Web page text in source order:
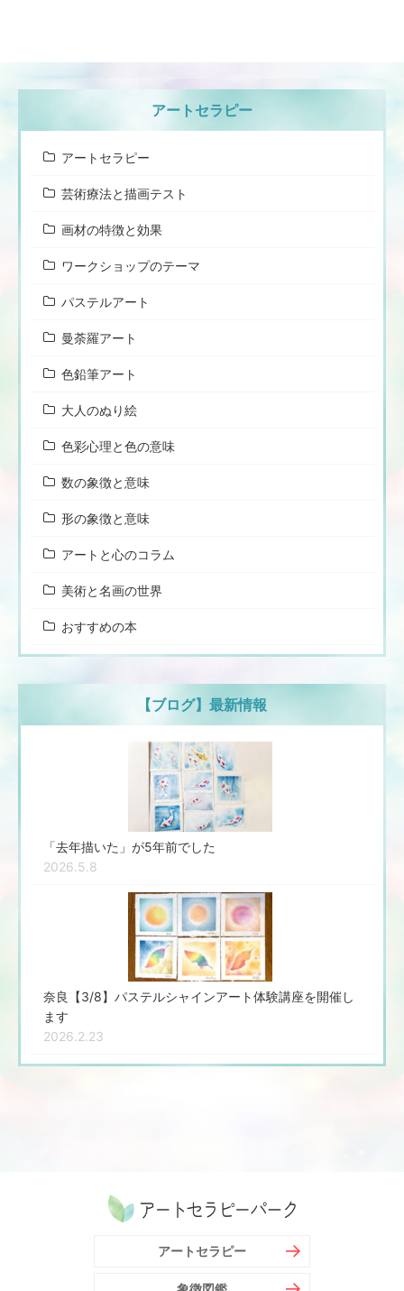
アートセラピー
アートセラピー
芸術療法と描画テスト
画材の特徴と効果
ワークショップのテーマ
パステルアート
曼荼羅アート
色鉛筆アート
大人のぬり絵
色彩心理と色の意味
数の象徴と意味
形の象徴と意味
アートと心のコラム
美術と名画の世界
おすすめの本
【ブログ】最新情報
「去年描いた」が5年前でした
2026.5.8
奈良【3/8】パステルシャインアート体験講座を開催し
ます
2026.2.23
アートセラピー